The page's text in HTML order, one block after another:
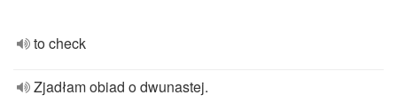
to check
Zjadłam obiad o dwunastej.